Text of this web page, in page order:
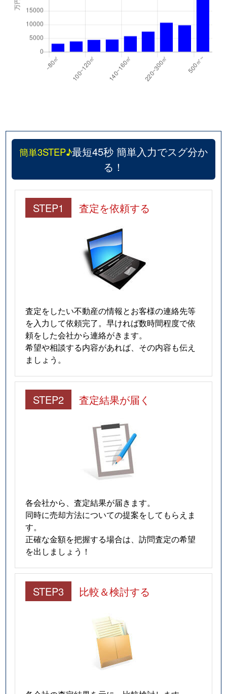
簡単3STEP♪最短45秒 簡単入力でスグ分か
る！
STEP1 査定を依頼する
査定をしたい不動産の情報とお客様の連絡先等
を入力して依頼完了。早ければ数時間程度で依
頼をした会社から連絡がきます。
希望や相談する内容があれば、その内容も伝え
ましょう。
STEP2 査定結果が届く
各会社から、査定結果が届きます。
同時に売却方法についての提案をしてもらえま
す。
正確な金額を把握する場合は、訪問査定の希望
を出しましょう！
STEP3 比較＆検討する